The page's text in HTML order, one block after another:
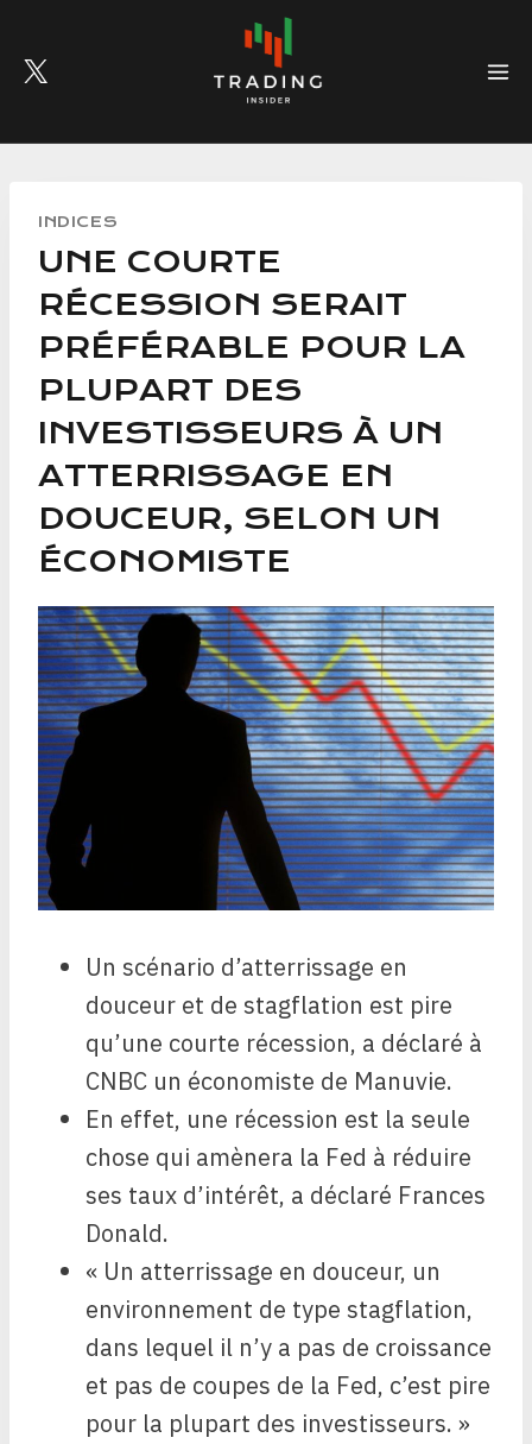
content
INDICES
UNE COURTE
RÉCESSION SERAIT
PRÉFÉRABLE POUR LA
PLUPART DES
INVESTISSEURS À UN
ATTERRISSAGE EN
DOUCEUR, SELON UN
ÉCONOMISTE
Un scénario d’atterrissage en
douceur et de stagflation est pire
qu’une courte récession, a déclaré à
CNBC un économiste de Manuvie.
En effet, une récession est la seule
chose qui amènera la Fed à réduire
ses taux d’intérêt, a déclaré Frances
Donald.
« Un atterrissage en douceur, un
environnement de type stagflation,
dans lequel il n’y a pas de croissance
et pas de coupes de la Fed, c’est pire
pour la plupart des investisseurs. »